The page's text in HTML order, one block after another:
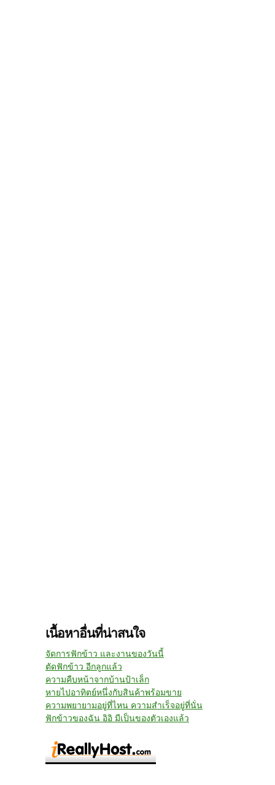
เนื้อหาอื่นที่น่าสนใจ
จัดการฟักข้าว และงานของวันนี้
ตัดฟักข้าว อีกลูกแล้ว
ความคืบหน้าจากบ้านป้าเล็ก
หายไปอาทิตย์หนึ่งกับสินค้าพร้อมขาย
ความพยายามอยู่ที่ไหน ความสำเร็จอยู่ที่นั่น
ฟักข้าวของฉัน อิอิ มีเป็นของตัวเองแล้ว